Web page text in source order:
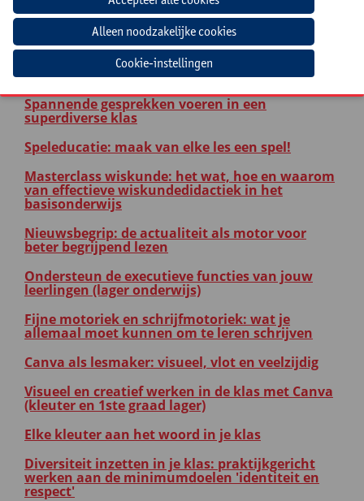
Spelmateriaal inzetten i.f.v. taalstimulering in
de 1ste graad lager onderwijs
De magie van effectieve didactiek: van intentie
tot actie
Spannende gesprekken voeren in een
superdiverse klas
Speleducatie: maak van elke les een spel!
Masterclass wiskunde: het wat, hoe en waarom
van effectieve wiskundedidactiek in het
basisonderwijs
Nieuwsbegrip: de actualiteit als motor voor
beter begrijpend lezen
Ondersteun de executieve functies van jouw
leerlingen (lager onderwijs)
Fijne motoriek en schrijfmotoriek: wat je
allemaal moet kunnen om te leren schrijven
Canva als lesmaker: visueel, vlot en veelzijdig
Visueel en creatief werken in de klas met Canva
(kleuter en 1ste graad lager)
Elke kleuter aan het woord in je klas
Diversiteit inzetten in je klas: praktijkgericht
werken aan de minimumdoelen 'identiteit en
respect'
Cookie-instellingen